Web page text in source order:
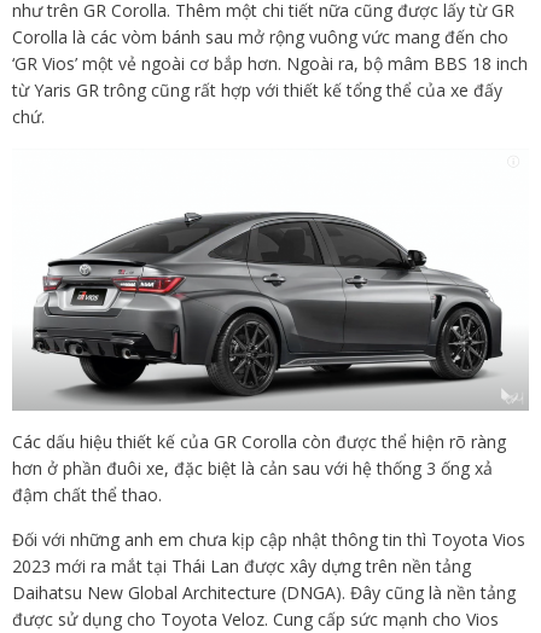
như trên GR Corolla. Thêm một chi tiết nữa cũng được lấy từ GR
Corolla là các vòm bánh sau mở rộng vuông vức mang đến cho
‘GR Vios’ một vẻ ngoài cơ bắp hơn. Ngoài ra, bộ mâm BBS 18 inch
từ Yaris GR trông cũng rất hợp với thiết kế tổng thể của xe đấy
chứ.
Các dấu hiệu thiết kế của GR Corolla còn được thể hiện rõ ràng
hơn ở phần đuôi xe, đặc biệt là cản sau với hệ thống 3 ống xả
đậm chất thể thao.
Đối với những anh em chưa kịp cập nhật thông tin thì Toyota Vios
2023 mới ra mắt tại Thái Lan được xây dựng trên nền tảng
Daihatsu New Global Architecture (DNGA). Đây cũng là nền tảng
được sử dụng cho Toyota Veloz. Cung cấp sức mạnh cho Vios